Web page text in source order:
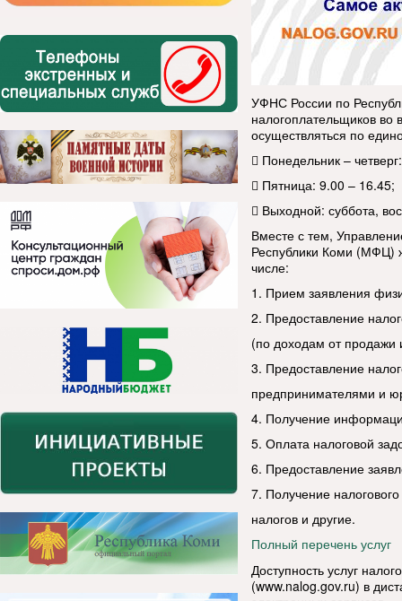
УФНС России по
налогоплательщиков во
осуществляться по
 Понедельник –
 Пятница: 9.00 – 16.45;
 Выходной: суббота,
Вместе с тем,
Республики Коми (МФЦ)
числе:
1. Прием заявления
2. Предоставление
(по доходам от продажи
3. Предоставление
предпринимателями и
4. Получение
5. Оплата налоговой
6. Предоставление
7. Получение
налогов и другие.
Полный перечень услуг
Доступность услуг
(www.nalog.gov.ru) в